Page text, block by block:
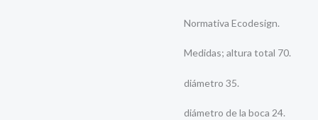
Normativa Ecodesign.
Medidas; altura total 70.
diámetro 35.
diámetro de la boca 24.